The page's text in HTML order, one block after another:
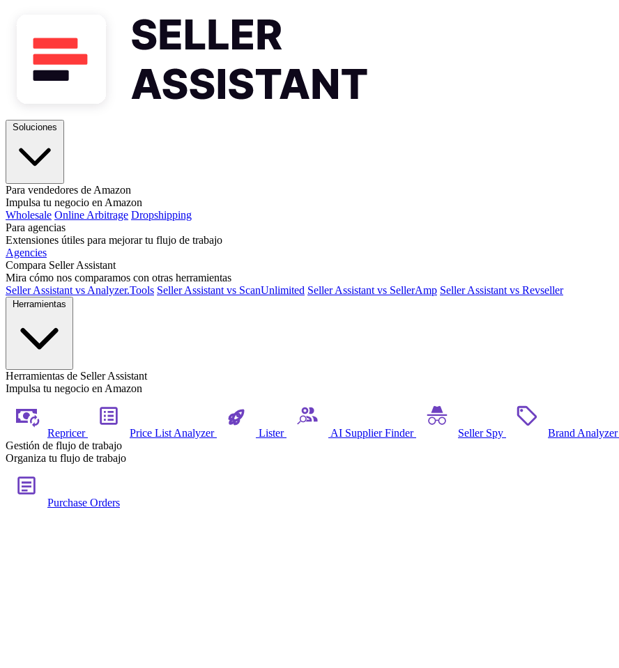
Para vendedores de Amazon
Impulsa tu negocio en Amazon
Wholesale Online Arbitrage Dropshipping
Para agencias
Extensiones útiles para mejorar tu flujo de trabajo
Agencies
Compara Seller Assistant
Mira cómo nos comparamos con otras herramientas
Seller Assistant vs Analyzer.Tools Seller Assistant vs ScanUnlimited Seller Assistant vs SellerAmp Seller Assistant vs Revseller
Herramientas de Seller Assistant
Impulsa tu negocio en Amazon
Repricer Price List Analyzer Lister AI Supplier Finder Seller Spy Brand Analyzer
Gestión de flujo de trabajo
Organiza tu flujo de trabajo
Purchase Orders